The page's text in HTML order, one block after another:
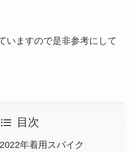
いますので是非参考にして
目次
年着用スパイク